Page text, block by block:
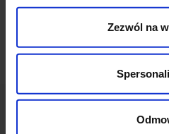
Zezwól na